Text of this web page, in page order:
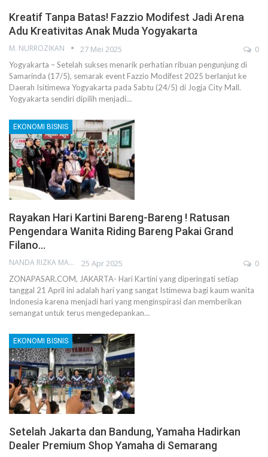
Kreatif Tanpa Batas! Fazzio Modifest Jadi Arena
Adu Kreativitas Anak Muda Yogyakarta
M. NURROZIKAN 27 Mei 2025 0
Yogyakarta – Setelah sukses menarik perhatian ribuan pengunjung di
Samarinda (17/5), semarak event Fazzio Modifest 2025 berlanjut ke
Daerah Isitimewa Yogyakarta pada Sabtu (24/5) di Jogja City Mall.
Yogyakarta sendiri dipilih menjadi…
EKONOMI BISNIS
Rayakan Hari Kartini Bareng-Bareng ! Ratusan
Pengendara Wanita Riding Bareng Pakai Grand
Filano…
NANDA RIZKA MAHENDRA 25 Apr 2025 0
ZONAPASAR.COM, JAKARTA- Hari Kartini yang diperingati setiap
tanggal 21 April ini adalah hari yang sangat Istimewa bagi kaum wanita
Indonesia karena menjadi hari yang menginspirasi dan memberikan
semangat untuk terus mengedepankan…
EKONOMI BISNIS
Setelah Jakarta dan Bandung, Yamaha Hadirkan
Dealer Premium Shop Yamaha di Semarang